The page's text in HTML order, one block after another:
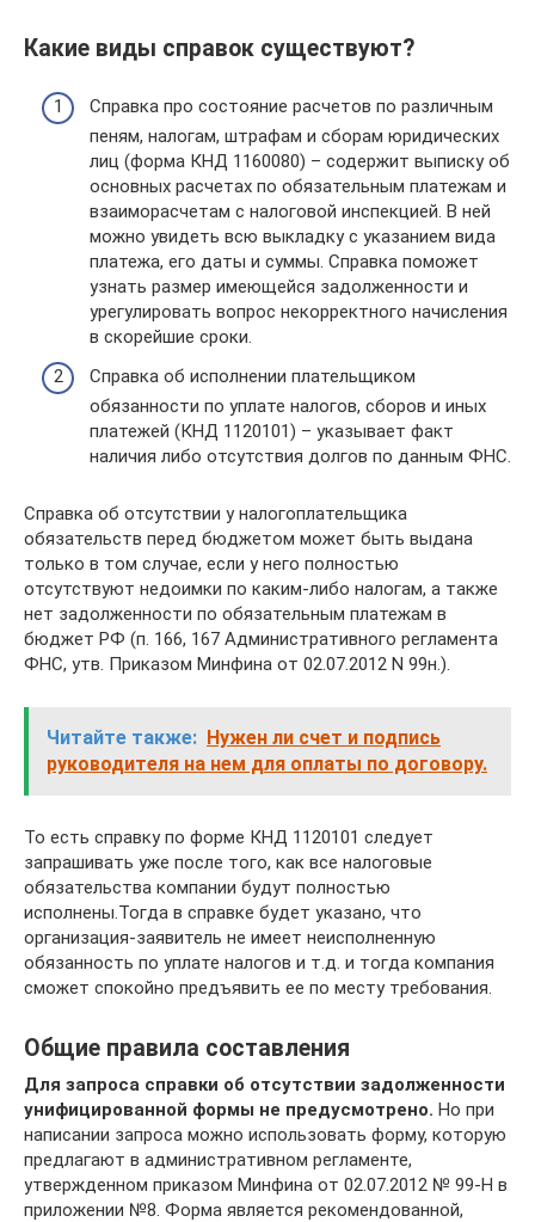
Какие виды справок существуют?
Справка про состояние расчетов по различным
пеням, налогам, штрафам и сборам юридических
лиц (форма КНД 1160080) – содержит выписку об
основных расчетах по обязательным платежам и
взаиморасчетам с налоговой инспекцией. В ней
можно увидеть всю выкладку с указанием вида
платежа, его даты и суммы. Справка поможет
узнать размер имеющейся задолженности и
урегулировать вопрос некорректного начисления
в скорейшие сроки.
Справка об исполнении плательщиком
обязанности по уплате налогов, сборов и иных
платежей (КНД 1120101) – указывает факт
наличия либо отсутствия долгов по данным ФНС.
Cправка об отсутствии у налогоплательщика
обязательств перед бюджетом может быть выдана
только в том случае, если у него полностью
отсутствуют недоимки по каким-либо налогам, а также
нет задолженности по обязательным платежам в
бюджет РФ (п. 166, 167 Административного регламента
ФНС, утв. Приказом Минфина от 02.07.2012 N 99н.).
Читайте также: Нужен ли счет и подпись
руководителя на нем для оплаты по договору.
То есть справку по форме КНД 1120101 следует
запрашивать уже после того, как все налоговые
обязательства компании будут полностью
исполнены.Тогда в справке будет указано, что
организация-заявитель не имеет неисполненную
обязанность по уплате налогов и т.д. и тогда компания
сможет спокойно предъявить ее по месту требования.
Общие правила составления
Для запроса справки об отсутствии задолженности
унифицированной формы не предусмотрено. Но при
написании запроса можно использовать форму, которую
предлагают в административном регламенте,
утвержденном приказом Минфина от 02.07.2012 № 99-Н в
приложении №8. Форма является рекомендованной,